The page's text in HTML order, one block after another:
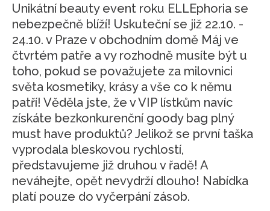
Unikátní beauty event roku ELLEphoria se
nebezpečně blíží! Uskuteční se již 22.10. -
24.10. v Praze v obchodním domě Máj ve
čtvrtém patře a vy rozhodně musíte být u
toho, pokud se považujete za milovnici
světa kosmetiky, krásy a vše co k němu
patří! Věděla jste, že v VIP lístkům navíc
získáte bezkonkurenční goody bag plný
must have produktů? Jelikož se první taška
vyprodala bleskovou rychlostí,
představujeme již druhou v řadě! A
neváhejte, opět nevydrží dlouho! Nabídka
platí pouze do vyčerpání zásob.